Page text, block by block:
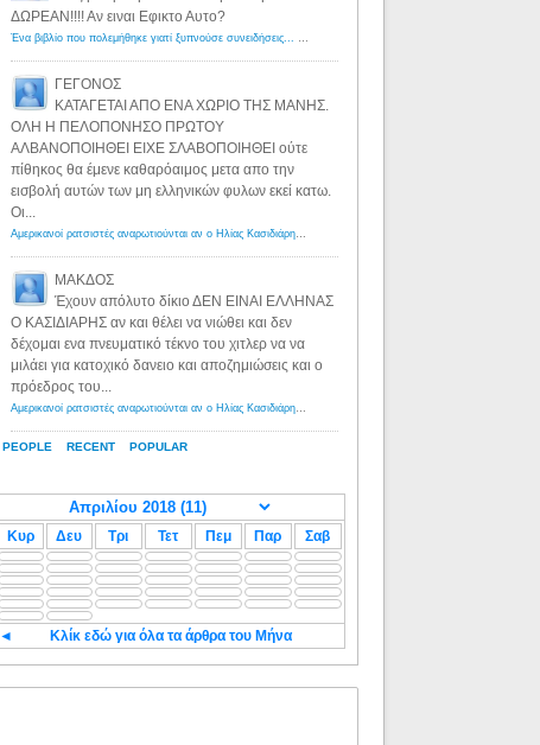
PEOPLE RECENT POPULAR
ΔΩΡΕΑΝ!!!! Αν ειναι Εφικτο Αυτο?
Ένα βιβλίο που πολεμήθηκε γιατί ξυπνούσε συνειδήσεις... - Λόγιος Ερμής | Η γνώση ξεκινάει με την αναζήτηση...
ΓΕΓΟΝΟΣ
ΚΑΤΑΓΕΤΑΙ ΑΠΟ ΕΝΑ ΧΩΡΙΟ ΤΗΣ ΜΑΝΗΣ.
ΟΛΗ Η ΠΕΛΟΠΟΝΗΣΟ ΠΡΩΤΟΥ
ΑΛΒΑΝΟΠΟΙΗΘΕΙ ΕΙΧΕ ΣΛΑΒΟΠΟΙΗΘΕΙ ούτε
πίθηκος θα έμενε καθαρόαιμος μετα απο την
εισβολή αυτών των μη ελληνικών φυλων εκεί κατω.
Οι...
Αμερικανοί ρατσιστές αναρωτιούνται αν ο Ηλίας Κασιδιάρης ανήκει στη λευκή φυλή... - Λόγιος Ερμής
ΜΑΚΔΟΣ
Έχουν απόλυτο δίκιο ΔΕΝ ΕΙΝΑΙ ΕΛΛΗΝΑΣ
Ο ΚΑΣΙΔΙΑΡΗΣ αν και θέλει να νιώθει και δεν
δέχομαι ενα πνευματικό τέκνο του χιτλερ να να
μιλάει για κατοχικό δανειο και αποζημιώσεις και ο
πρόεδρος του...
Αμερικανοί ρατσιστές αναρωτιούνται αν ο Ηλίας Κασιδιάρης ανήκει στη λευκή φυλή... - Λόγιος Ερμής
Κυρ Δευ Τρι Τετ Πεμ Παρ Σαβ
◄ Κλίκ εδώ για όλα τα άρθρα του Μήνα